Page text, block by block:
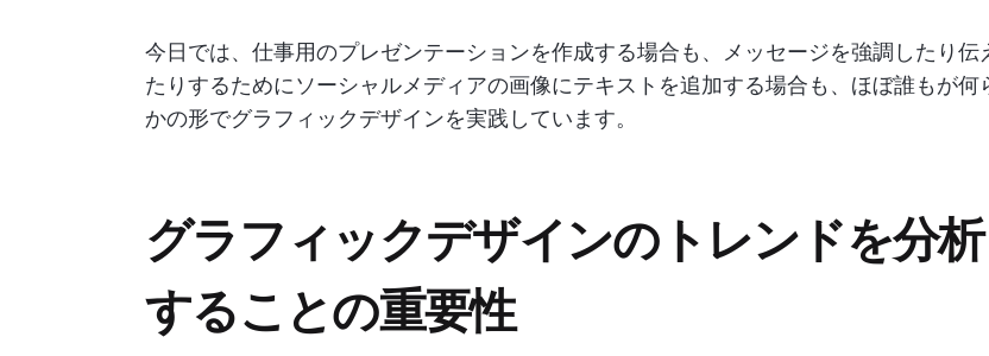
今日では、仕事用のプレゼンテーションを作成する場合も、メッセージを強調したり伝
たりするためにソーシャルメディアの画像にテキストを追加する場合も、ほぼ誰もが何
かの形でグラフィックデザインを実践しています。
グラフィックデザインのトレンドを分析
することの重要性